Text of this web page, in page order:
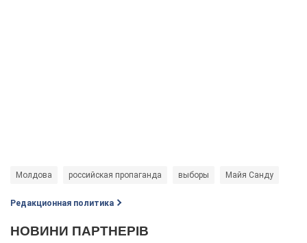
Молдова российская пропаганда выборы Майя Санду
Редакционная политика